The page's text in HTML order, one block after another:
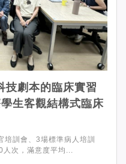
技劇本的臨床實習
生客觀結構式臨床
訓會、3場標準病人培訓
次，滿意度平均...